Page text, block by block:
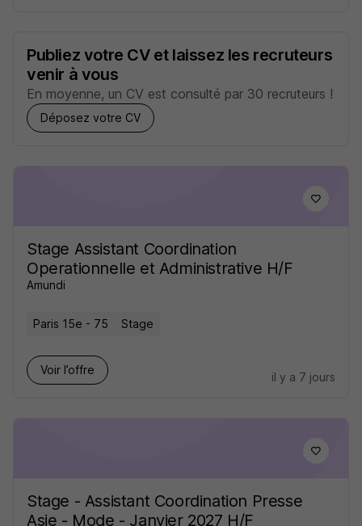
Publiez votre CV et laissez les recruteurs
venir à vous
En moyenne, un CV est consulté par 30 recruteurs !
Déposez votre CV
Stage Assistant Coordination
Operationnelle et Administrative H/F
Amundi
Paris 15e - 75 Stage
Voir l’offre
il y a 7 jours
Stage - Assistant Coordination Presse
Asie - Mode - Janvier 2027 H/F